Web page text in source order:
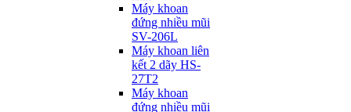
Máy khoan
đứng nhiều mũi
SV-206L
Máy khoan liên
kết 2 dãy HS-
27T2
Máy khoan
đứng nhiều mũi